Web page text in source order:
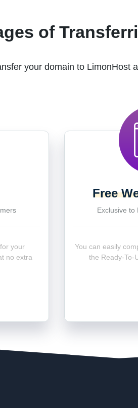
of
your domain to LimonHost
your
no extra
Free
Exclusive to
You can easily
the Ready-To-